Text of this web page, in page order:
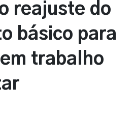
reajuste do
básico para
trabalho